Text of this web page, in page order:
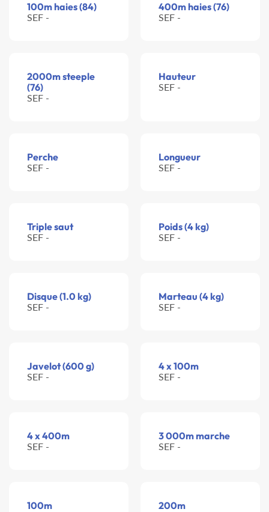
100m haies (84)
SEF -
400m haies (76)
SEF -
2000m steeple
(76)
SEF -
Hauteur
SEF -
Perche
SEF -
Longueur
SEF -
Triple saut
SEF -
Poids (4 kg)
SEF -
Disque (1.0 kg)
SEF -
Marteau (4 kg)
SEF -
Javelot (600 g)
SEF -
4 x 100m
SEF -
4 x 400m
SEF -
3 000m marche
SEF -
100m 200m